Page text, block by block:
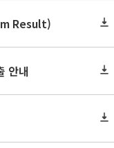
Result)
안내